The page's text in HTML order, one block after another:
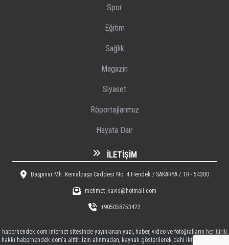
Spor
Eğitim
Sağlık
Magazin
Siyaset
Röportajlarımız
Hayata Dair
İLETIŞIM
Başpınar Mh. Kemalpaşa Caddesi No: 4 Hendek / SAKARYA / TR - 54300
mehmet_kavis@hotmail.com
+905058753422
haberhendek.com internet sitesinde yayınlanan yazı, haber, video ve fotoğrafların her türlü
hakkı haberhendek.com'a aittir. İzin alınmadan, kaynak gösterilerek dahi iktibas edilemez